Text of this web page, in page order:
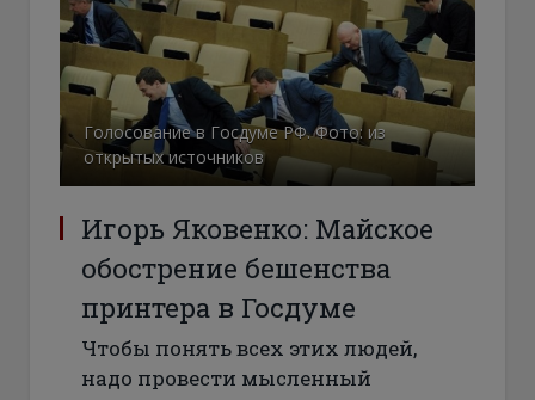
Голосование в Госдуме РФ. Фото: из
открытых источников
Игорь Яковенко: Майское
обострение бешенства
принтера в Госдуме
Чтобы понять всех этих людей,
надо провести мысленный